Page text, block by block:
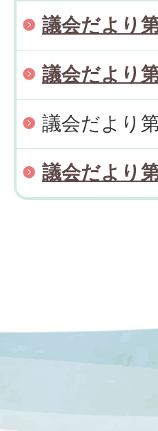
議会だより
議会だより
議会だより
議会だより